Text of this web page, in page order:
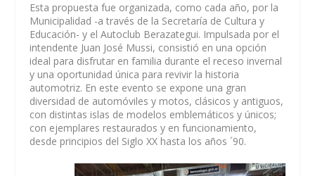
Esta propuesta fue organizada, como cada año, por la
Municipalidad -a través de la Secretaría de Cultura y
Educación- y el Autoclub Berazategui. Impulsada por el
intendente Juan José Mussi, consistió en una opción
ideal para disfrutar en familia durante el receso invernal
y una oportunidad única para revivir la historia
automotriz. En este evento se expone una gran
diversidad de automóviles y motos, clásicos y antiguos,
con distintas islas de modelos emblemáticos y únicos;
con ejemplares restaurados y en funcionamiento,
desde principios del Siglo XX hasta los años ´90.